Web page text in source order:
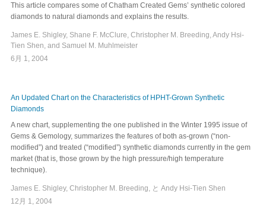
This article compares some of Chatham Created Gems’ synthetic colored
diamonds to natural diamonds and explains the results.
James E. Shigley, Shane F. McClure, Christopher M. Breeding, Andy Hsi-
Tien Shen, and Samuel M. Muhlmeister
6月 1, 2004
An Updated Chart on the Characteristics of HPHT-Grown Synthetic
Diamonds
A new chart, supplementing the one published in the Winter 1995 issue of
Gems & Gemology, summarizes the features of both as-grown (“non-
modified”) and treated (“modified”) synthetic diamonds currently in the gem
market (that is, those grown by the high pressure/high temperature
technique).
James E. Shigley, Christopher M. Breeding, と Andy Hsi-Tien Shen
12月 1, 2004